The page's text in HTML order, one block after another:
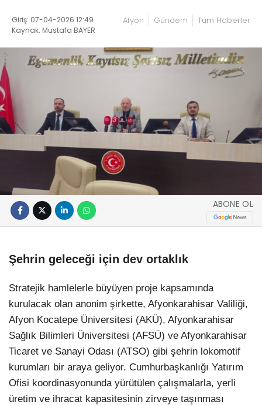
Giriş: 07-04-2026 12:49
Kaynak: Mustafa BAYER
Afyon Gündem Tüm Haberler
ABONE OL
Şehrin geleceği için dev ortaklık
Stratejik hamlelerle büyüyen proje kapsamında
kurulacak olan anonim şirkette, Afyonkarahisar Valiliği,
Afyon Kocatepe Üniversitesi (AKÜ), Afyonkarahisar
Sağlık Bilimleri Üniversitesi (AFSÜ) ve Afyonkarahisar
Ticaret ve Sanayi Odası (ATSO) gibi şehrin lokomotif
kurumları bir araya geliyor. Cumhurbaşkanlığı Yatırım
Ofisi koordinasyonunda yürütülen çalışmalarla, yerli
üretim ve ihracat kapasitesinin zirveye taşınması